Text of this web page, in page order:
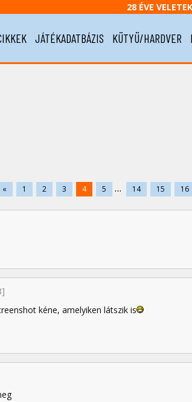
28 ÉVE
JÁTÉKADATBÁZIS KÜTYÜ/HARDVER
« 1 2 3 4 5 ... 14 15 16
kéne, amelyiken látszik is